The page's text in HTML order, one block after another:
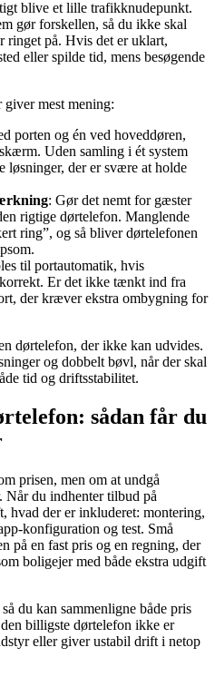
blive et lille trafikknudepunkt.
gør forskellen, så du ikke skal
på. Hvis det er uklart,
eller spilde tid, mens besøgende
giver mest mening:
porten og én ved hoveddøren,
Uden samling i ét system
løsninger, der er svære at holde
: Gør det nemt for gæster
rigtige dørtelefon. Manglende
ring”, og så bliver dørtelefonen
til portautomatik, hvis
Er det ikke tænkt ind fra
der kræver ekstra ombygning for
dørtelefon, der ikke kan udvides.
og dobbelt bøvl, når der skal
tid og driftsstabilitet.
sådan får du
prisen, men om at undgå
Når du indhenter tilbud på
hvad der er inkluderet: montering,
konfiguration og test. Små
på en fast pris og en regning, der
boligejer med både ekstra udgift
du kan sammenligne både pris
billigste dørtelefon ikke er
eller giver ustabil drift i netop